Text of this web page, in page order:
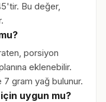
Bu değer,
porsiyon
eklenebilir.
gram yağ bulunur.
uygun mu?